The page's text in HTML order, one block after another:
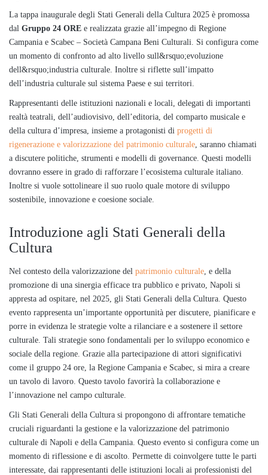
La tappa inaugurale degli Stati Generali della Cultura 2025 è promossa
dal Gruppo 24 ORE e realizzata grazie all’impegno di Regione
Campania e Scabec – Società Campana Beni Culturali. Si configura come
un momento di confronto ad alto livello sull&rsquo;evoluzione
dell&rsquo;industria culturale. Inoltre si riflette sull’impatto
dell’industria culturale sul sistema Paese e sui territori.
Rappresentanti delle istituzioni nazionali e locali, delegati di importanti
realtà teatrali, dell’audiovisivo, dell’editoria, del comparto musicale e
della cultura d’impresa, insieme a protagonisti di progetti di
rigenerazione e valorizzazione del patrimonio culturale , saranno chiamati
a discutere politiche, strumenti e modelli di governance. Questi modelli
dovranno essere in grado di rafforzare l’ecosistema culturale italiano.
Inoltre si vuole sottolineare il suo ruolo quale motore di sviluppo
sostenibile, innovazione e coesione sociale.
Introduzione agli Stati Generali della
Cultura
Nel contesto della valorizzazione del patrimonio culturale , e della
promozione di una sinergia efficace tra pubblico e privato, Napoli si
appresta ad ospitare, nel 2025, gli Stati Generali della Cultura. Questo
evento rappresenta un’importante opportunità per discutere, pianificare e
porre in evidenza le strategie volte a rilanciare e a sostenere il settore
culturale. Tali strategie sono fondamentali per lo sviluppo economico e
sociale della regione. Grazie alla partecipazione di attori significativi
come il gruppo 24 ore, la Regione Campania e Scabec, si mira a creare
un tavolo di lavoro. Questo tavolo favorirà la collaborazione e
l’innovazione nel campo culturale.
Gli Stati Generali della Cultura si propongono di affrontare tematiche
cruciali riguardanti la gestione e la valorizzazione del patrimonio
culturale di Napoli e della Campania. Questo evento si configura come un
momento di riflessione e di ascolto. Permette di coinvolgere tutte le parti
interessate, dai rappresentanti delle istituzioni locali ai professionisti del